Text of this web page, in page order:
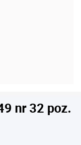
nr 32 poz.